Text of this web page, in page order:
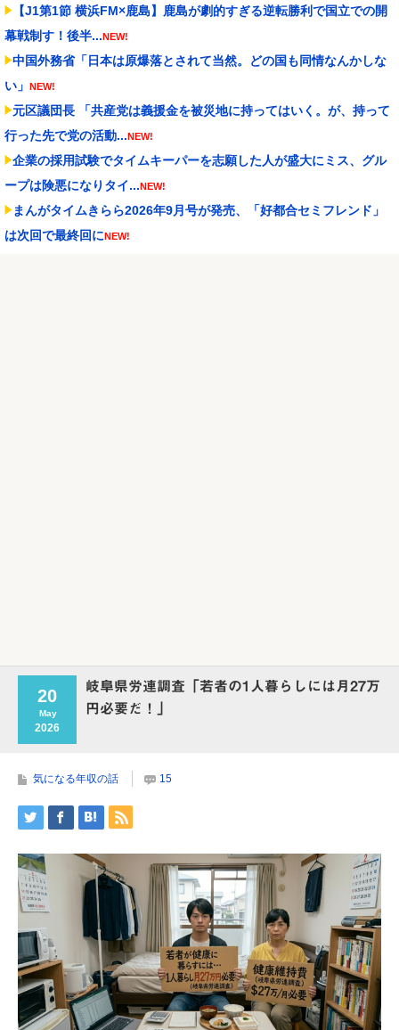
【J1第1節 横浜FM×鹿島】鹿島が劇的すぎる逆転勝利で国立での開
幕戦制す！後半...NEW!
中国外務省「日本は原爆落とされて当然。どの国も同情なんかしな
い」 NEW!
元区議団長 「共産党は義援金を被災地に持ってはいく。が、持って
行った先で党の活動...NEW!
企業の採用試験でタイムキーパーを志願した人が盛大にミス、グル
ープは険悪になりタイ...NEW!
まんがタイムきらら2026年9月号が発売、「好都合セミフレンド」
は次回で最終回にNEW!
20
May
2026
岐阜県労連調査「若者の1人暮らしには月27万
円必要だ！」
気になる年収の話 15